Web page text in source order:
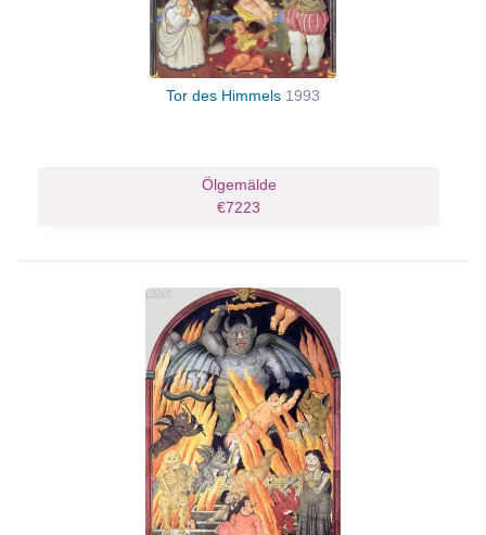
Tor des Himmels 1993
Ölgemälde
€7223